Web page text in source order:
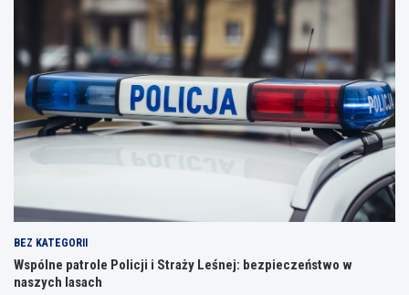
BEZ KATEGORII
Wspólne patrole Policji i Straży Leśnej: bezpieczeństwo w
naszych lasach